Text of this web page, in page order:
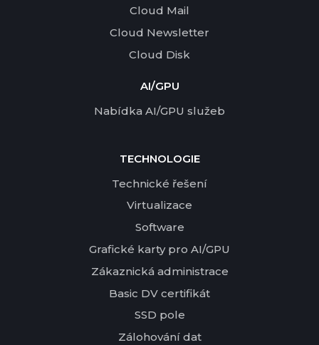
Cloud Mail
Cloud Newsletter
Cloud Disk
AI/GPU
Nabídka AI/GPU služeb
TECHNOLOGIE
Technické řešení
Virtualizace
Software
Grafické karty pro AI/GPU
Zákaznická administrace
Basic DV certifikát
SSD pole
Zálohování dat